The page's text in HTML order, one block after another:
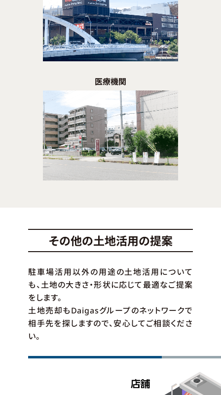
医療機関
その他の土地活用の提案
駐車場活用以外の用途の土地活用について
も、土地の大きさ・形状に応じて最適なご提案
をします。
土地売却もDaigasグループのネットワークで
相手先を探しますので、安心してご相談くださ
い。